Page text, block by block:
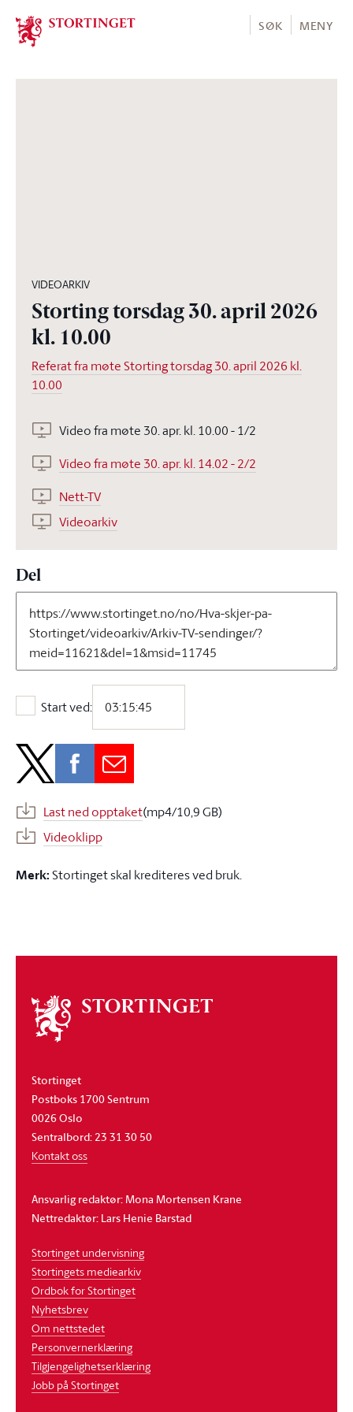
Stortinget.no
SØK MENY
VIDEOARKIV
Storting torsdag 30. april 2026
kl. 10.00
Referat fra møte Storting torsdag 30. april 2026 kl.
10.00
Video fra møte 30. apr. kl. 10.00 - 1/2
Video fra møte 30. apr. kl. 14.02 - 2/2
Nett-TV
Videoarkiv
Del
Start ved:
Start ved:
Last ned opptaket(mp4/10,9 GB)
Videoklipp
Merk:Stortinget skal krediteres ved bruk.
Om
stortinget
Stortinget
Postboks 1700 Sentrum
0026 Oslo
Sentralbord: 23 31 30 50
Kontakt oss
Ansvarlig redaktør: Mona Mortensen Krane
Nettredaktør: Lars Henie Barstad
Stortinget undervisning
Stortingets mediearkiv
Ordbok for Stortinget
Nyhetsbrev
Om nettstedet
Personvernerklæring
Tilgjengelighetserklæring
Jobb på Stortinget